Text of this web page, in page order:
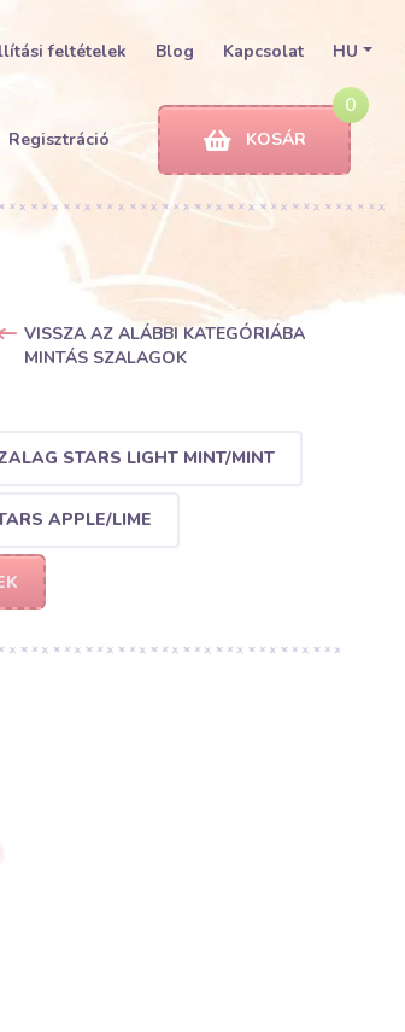
feltételek Blog Kapcsolat HU
Regisztráció
0
KOSÁR
VISSZA AZ ALÁBBI KATEGÓRIÁBA
MINTÁS SZALAGOK
STARS LIGHT MINT/MINT
APPLE/LIME